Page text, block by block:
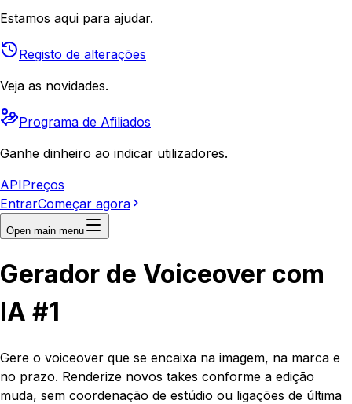
Estamos aqui para ajudar.
Registo de alterações
Veja as novidades.
Programa de Afiliados
Ganhe dinheiro ao indicar utilizadores.
APIPreços
EntrarComeçar agora
Open main menu
Gerador de Voiceover com
IA #1
Gere o voiceover que se encaixa na imagem, na marca e
no prazo. Renderize novos takes conforme a edição
muda, sem coordenação de estúdio ou ligações de última